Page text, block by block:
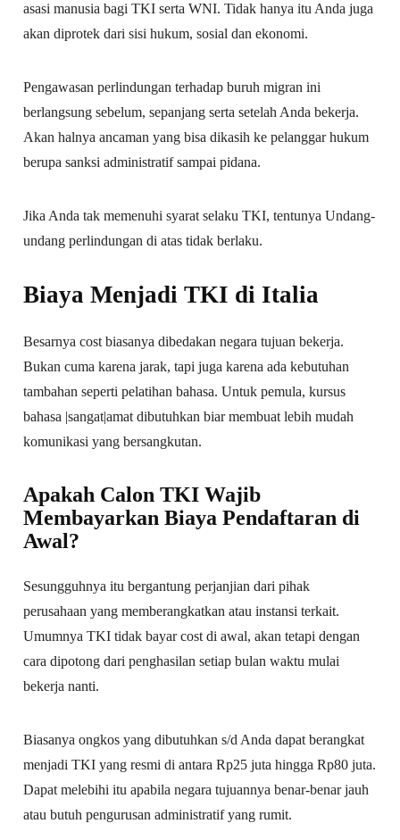
asasi manusia bagi TKI serta WNI. Tidak hanya itu Anda juga
akan diprotek dari sisi hukum, sosial dan ekonomi.
Pengawasan perlindungan terhadap buruh migran ini
berlangsung sebelum, sepanjang serta setelah Anda bekerja.
Akan halnya ancaman yang bisa dikasih ke pelanggar hukum
berupa sanksi administratif sampai pidana.
Jika Anda tak memenuhi syarat selaku TKI, tentunya Undang-
undang perlindungan di atas tidak berlaku.
Biaya Menjadi TKI di Italia
Besarnya cost biasanya dibedakan negara tujuan bekerja.
Bukan cuma karena jarak, tapi juga karena ada kebutuhan
tambahan seperti pelatihan bahasa. Untuk pemula, kursus
bahasa |sangat|amat dibutuhkan biar membuat lebih mudah
komunikasi yang bersangkutan.
Apakah Calon TKI Wajib
Membayarkan Biaya Pendaftaran di
Awal?
Sesungguhnya itu bergantung perjanjian dari pihak
perusahaan yang memberangkatkan atau instansi terkait.
Umumnya TKI tidak bayar cost di awal, akan tetapi dengan
cara dipotong dari penghasilan setiap bulan waktu mulai
bekerja nanti.
Biasanya ongkos yang dibutuhkan s/d Anda dapat berangkat
menjadi TKI yang resmi di antara Rp25 juta hingga Rp80 juta.
Dapat melebihi itu apabila negara tujuannya benar-benar jauh
atau butuh pengurusan administratif yang rumit.